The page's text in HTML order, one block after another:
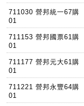
711030 營邦統一67購
01
711153 營邦國票61購
01
711177 營邦元大61購
01
711221 營邦永豐64購
01